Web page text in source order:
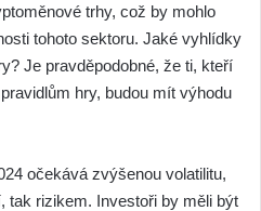
trhy, což by mohlo
tohoto sektoru. Jaké vyhlídky
Je pravděpodobné, že ti, kteří
hry, budou mít výhodu
očekává zvýšenou volatilitu,
tak rizikem. Investoři by měli být